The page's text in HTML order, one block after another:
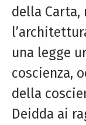
della
una legge
coscienza,
della
Deidda ai